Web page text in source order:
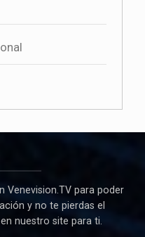
Venevision.TV para poder
y no te pierdas el
nuestro site para ti.